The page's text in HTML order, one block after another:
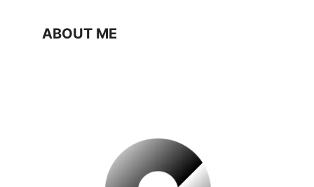
ABOUT ME